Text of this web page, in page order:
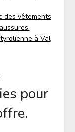
des vêtements
à Val
pour